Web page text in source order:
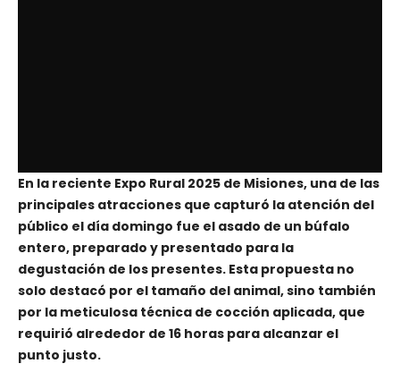
En la reciente Expo Rural 2025 de Misiones, una de las
principales atracciones que capturó la atención del
público el día domingo fue el asado de un búfalo
entero, preparado y presentado para la
degustación de los presentes. Esta propuesta no
solo destacó por el tamaño del animal, sino también
por la meticulosa técnica de cocción aplicada, que
requirió alrededor de 16 horas para alcanzar el
punto justo.